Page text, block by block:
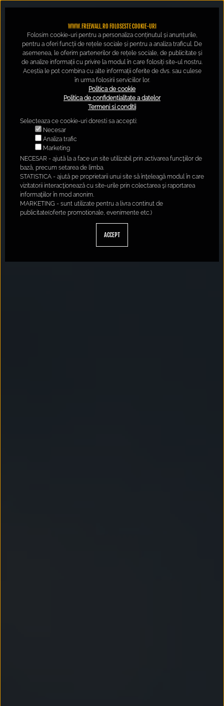
WWW.FREEWALL.RO FOLOSESTE COOKIE-URI
Folosim cookie-uri pentru a personaliza conținutul și anunțurile,
pentru a oferi funcții de rețele sociale și pentru a analiza traficul. De
asemenea, le oferim partenerilor de rețele sociale, de publicitate și
de analize informații cu privire la modul în care folosiți site-ul nostru.
Aceștia le pot combina cu alte informații oferite de dvs. sau culese
în urma folosirii serviciilor lor.
Politica de cookie
Politica de confidențialitate a datelor
Termeni si conditii
Selecteaza ce cookie-uri doresti sa accepti:
Necesar
Analiza trafic
Marketing
NECESAR - ajută la a face un site utilizabil prin activarea funcţiilor de
bază, precum setarea de limba.
STATISTICA - ajută pe proprietarii unui site să înţeleagă modul în care
vizitatorii interacţionează cu site-urile prin colectarea şi raportarea
informaţiilor în mod anonim.
MARKETING - sunt utilizate pentru a livra continut de
publicitate(oferte promotionale, evenimente etc.)
ACCEPT